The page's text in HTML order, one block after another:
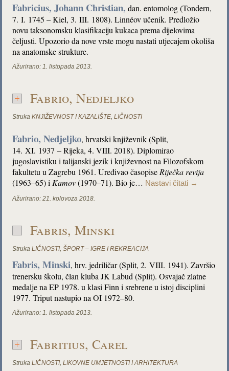
Fabricius, Johann Christian, dan. entomolog (Tondern,
7. I. 1745 – Kiel, 3. III. 1808). Linnéov učenik. Predložio
novu taksonomsku klasifikaciju kukaca prema dijelovima
čeljusti. Upozorio da nove vrste mogu nastati utjecajem okoliša
na anatomske strukture.
Ažurirano: 1. listopada 2013.
Fabrio, Nedjeljko
Struka KNJIŽEVNOST I KAZALIŠTE,LIČNOSTI
Fabrio, Nedjeljko, hrvatski književnik (Split,
14. XI. 1937 – Rijeka, 4. VIII. 2018). Diplomirao
jugoslavistiku i talijanski jezik i književnost na Filozofskom
fakultetu u Zagrebu 1961. Uređivao časopise Riječka revija
(1963–65) i Kamov(1970–71). Bio je… Nastavi čitati →
Ažurirano: 21. kolovoza 2018.
Fabris, Minski
Struka LIČNOSTI,ŠPORT – IGRE I REKREACIJA
Fabris, Minski, hrv. jedriličar (Split, 2. VIII. 1941). Završio
trenersku školu, član kluba JK Labud (Split). Osvajač zlatne
medalje na EP 1978. u klasi Finn i srebrene u istoj disciplini
1977. Triput nastupio na OI 1972–80.
Ažurirano: 1. listopada 2013.
Fabritius, Carel
Struka LIČNOSTI,LIKOVNE UMJETNOSTI I ARHITEKTURA